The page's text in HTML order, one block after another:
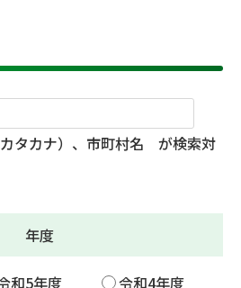
タカナ）、市町村名 が検索対
年度
和5年度
令和4年度